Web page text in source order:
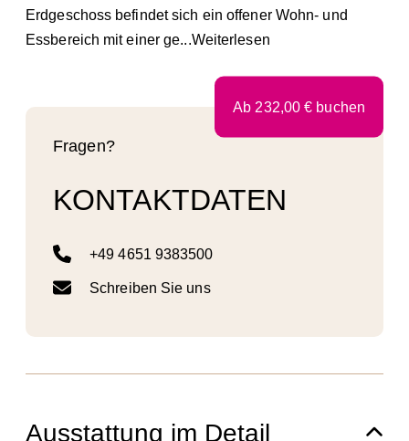
Erdgeschoss befindet sich ein offener Wohn- und
Essbereich mit einer ge...Weiterlesen
Ab 232,00 € buchen
Fragen?
KONTAKTDATEN
+49 4651 9383500
Schreiben Sie uns
Ausstattung im Detail